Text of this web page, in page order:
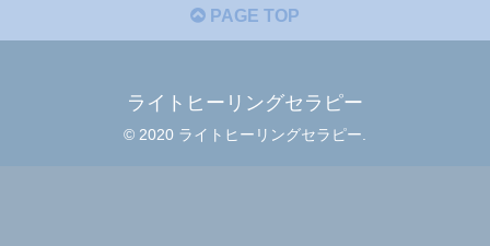
PAGE TOP
ライトヒーリングセラピー
© 2020 ライトヒーリングセラピー.